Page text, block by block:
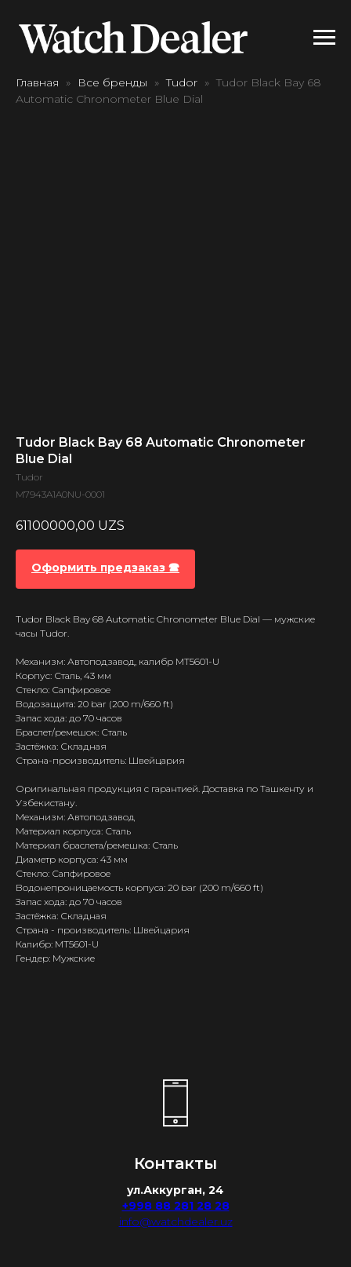
Главная Все бренды Tudor
Tudor Black Bay 68
Automatic Chronometer Blue Dial
Tudor Black Bay 68 Automatic Chronometer
Blue Dial
Tudor
M7943A1A0NU-0001
61100000,00 UZS
Оформить предзаказ 🕿
Tudor Black Bay 68 Automatic Chronometer Blue Dial — мужские
часы Tudor.
Механизм: Автоподзавод, калибр MT5601-U
Корпус: Сталь, 43 мм
Стекло: Сапфировое
Водозащита: 20 bar (200 m/660 ft)
Запас хода: до 70 часов
Браслет/ремешок: Сталь
Застёжка: Складная
Страна-производитель: Швейцария
Оригинальная продукция с гарантией. Доставка по Ташкенту и
Узбекистану.
Механизм: Автоподзавод
Материал корпуса: Сталь
Материал браслета/ремешка: Сталь
Диаметр корпуса: 43 мм
Стекло: Сапфировое
Водонепроницаемость корпуса: 20 bar (200 m/660 ft)
Запас хода: до 70 часов
Застёжка: Складная
Страна - производитель: Швейцария
Калибр: MT5601-U
Гендер: Мужские
Контакты
ул.Аккурган, 24
+998 88 281 28 28
info@watchdealer.uz